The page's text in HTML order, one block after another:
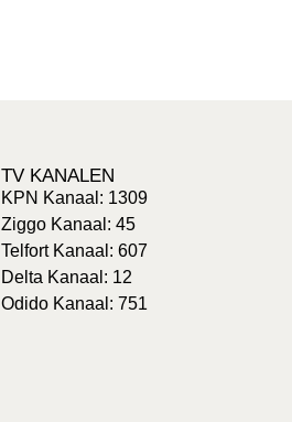
TV KANALEN
KPN Kanaal: 1309
Ziggo Kanaal: 45
Telfort Kanaal: 607
Delta Kanaal: 12
Odido Kanaal: 751